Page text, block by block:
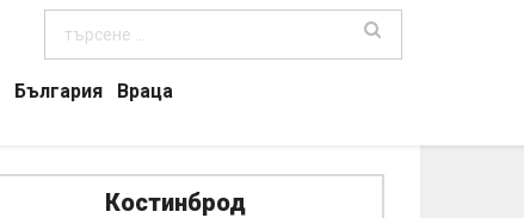
България
Враца
Костинброд